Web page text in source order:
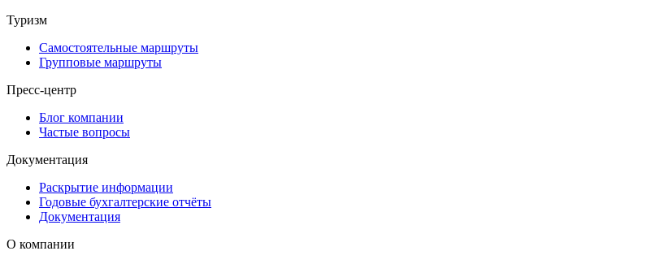
Туризм
Самостоятельные маршруты
Групповые маршруты
Пресс-центр
Блог компании
Частые вопросы
Документация
Раскрытие информации
Годовые бухгалтерские отчёты
Документация
О компании